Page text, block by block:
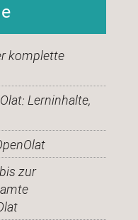
komplette
Lerninhalte,
zur